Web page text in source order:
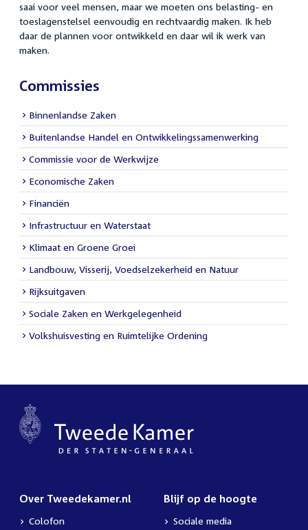
saai voor veel mensen, maar we moeten ons belasting- en
toeslagenstelsel eenvoudig en rechtvaardig maken. Ik heb
daar de plannen voor ontwikkeld en daar wil ik werk van
maken.
Commissies
Binnenlandse Zaken
Buitenlandse Handel en Ontwikkelingssamenwerking
Commissie voor de Werkwijze
Economische Zaken
Financiën
Infrastructuur en Waterstaat
Klimaat en Groene Groei
Landbouw, Visserij, Voedselzekerheid en Natuur
Rijksuitgaven
Sociale Zaken en Werkgelegenheid
Volkshuisvesting en Ruimtelijke Ordening
Over Tweedekamer.nl
Colofon
Blijf op de hoogte
Sociale media